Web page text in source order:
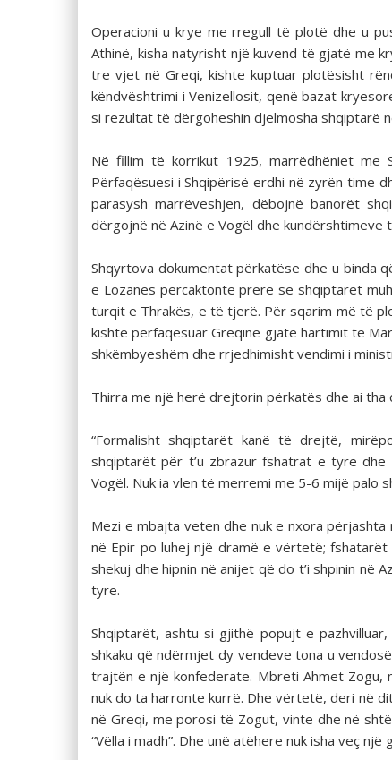
Operacioni u krye me rregull të plotë dhe u
Athinë, kisha natyrisht një kuvend të gjatë me
tre vjet në Greqi, kishte kuptuar plotësisht
këndvështrimi i Venizellosit, qenë bazat
si rezultat të dërgoheshin djelmosha shqiptarë
Në fillim të korrikut 1925, marrëdhëniet me
Përfaqësuesi i Shqipërisë erdhi në zyrën time
parasysh marrëveshjen, dëbojnë banorët
dërgojnë në Azinë e Vogël dhe
Shqyrtova dokumentat përkatëse dhe u binda
e Lozanës përcaktonte prerë se shqiptarët
turqit e Thrakës, e të tjerë. Për sqarim më të
kishte përfaqësuar Greqinë gjatë hartimit të
shkëmbyeshëm dhe rrjedhimisht vendimi i
Thirra me një herë drejtorin përkatës dhe ai tha
“Formalisht shqiptarët kanë të drejtë,
shqiptarët për t’u zbrazur fshatrat e tyre dhe
Vogël. Nuk ia vlen të merremi me 5-6 mijë palo
Mezi e mbajta veten dhe nuk e nxora
në Epir po luhej një dramë e vërtetë;
shekuj dhe hipnin në anijet që do t’i shpinin në
tyre.
Shqiptarët, ashtu si gjithë popujt e
shkaku që ndërmjet dy vendeve tona u
trajtën e një konfederate. Mbreti Ahmet
nuk do ta harronte kurrë. Dhe vërtetë, deri në
në Greqi, me porosi të Zogut, vinte dhe në
“Vëlla i madh”. Dhe unë atëhere nuk isha veç